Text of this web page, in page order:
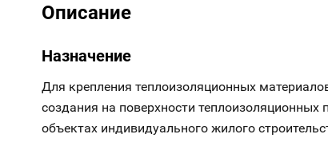
Описание
Назначение
Для крепления теплоизоляционных
создания на поверхности
объектах индивидуального жилого